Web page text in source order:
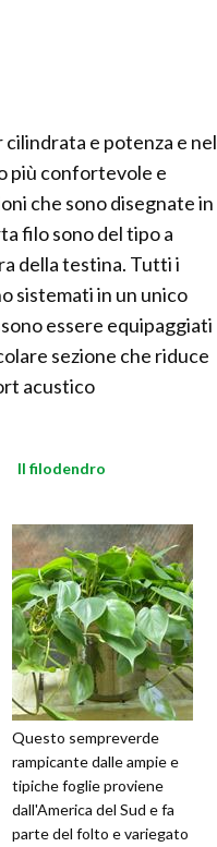
e potenza e nel
più confortevole e
che sono disegnate in
filo sono del tipo a
della testina. Tutti i
sistemati in un unico
essere equipaggiati
sezione che riduce
acustico
Il filodendro
Questo sempreverde
rampicante dalle ampie e
tipiche foglie proviene
dall'America del Sud e fa
parte del folto e variegato